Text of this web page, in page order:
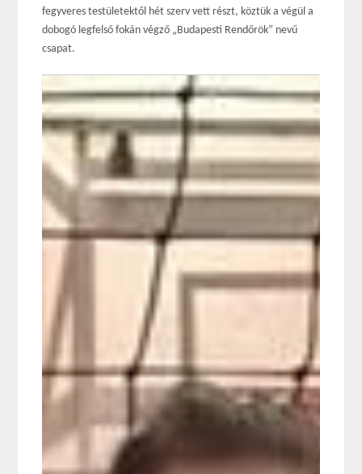
fegyveres testületektől hét szerv vett részt, köztük a végül a
dobogó legfelső fokán végző „Budapesti Rendőrök” nevű
csapat.